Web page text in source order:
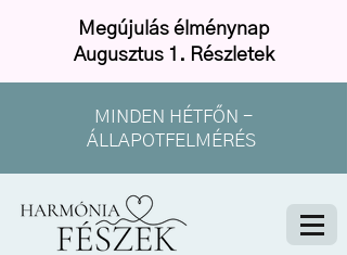
MINDEN HÉTFŐN -
ÁLLAPOTFELMÉRÉS
Megújulás élménynap
Augusztus 1. Részletek